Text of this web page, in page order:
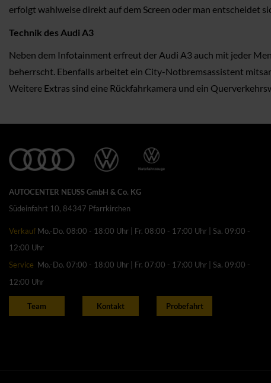
erfolgt wahlweise direkt auf dem Screen oder man entscheidet
Technik des Audi A3
Neben dem Infotainment erfreut der Audi A3 auch mit jeder
beherrscht. Ebenfalls arbeitet ein City-Notbremsassistent
Weitere Extras sind eine Rückfahrkamera und ein
AUTOCENTER NEUSS GmbH & Co. KG
Südeinfahrt 10, 84347 Pfarrkirchen
Verkauf Mo.-Do. 08:00 - 18:00 Uhr | Fr. 08:00 - 17:00 Uhr | Sa. 09:00 -
12:00 Uhr
Service Mo.-Do. 07:00 - 18:00 Uhr | Fr. 07:00 - 17:00 Uhr | Sa. 09:00 -
12:00 Uhr
Team Kontakt Probefahrt